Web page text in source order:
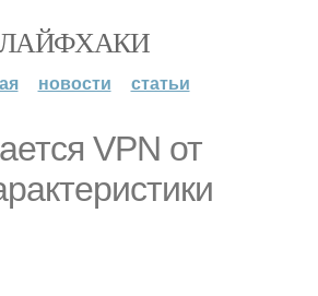
новости статьи
VPN от